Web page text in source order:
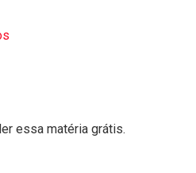
essa matéria grátis.